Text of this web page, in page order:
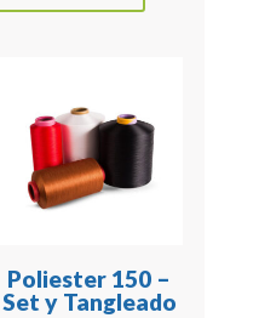
Poliester 150 –
Set y Tangleado